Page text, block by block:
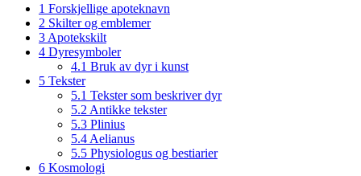
1 Forskjellige apoteknavn
2 Skilter og emblemer
3 Apotekskilt
4 Dyresymboler
4.1 Bruk av dyr i kunst
5 Tekster
5.1 Tekster som beskriver dyr
5.2 Antikke tekster
5.3 Plinius
5.4 Aelianus
5.5 Physiologus og bestiarier
6 Kosmologi